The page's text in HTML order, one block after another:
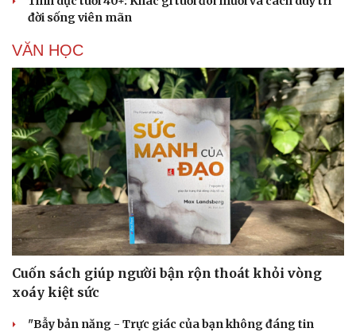
đời sống viên mãn
VĂN HỌC
Cuốn sách giúp người bận rộn thoát khỏi vòng
xoáy kiệt sức
"Bẫy bản năng - Trực giác của bạn không đáng tin